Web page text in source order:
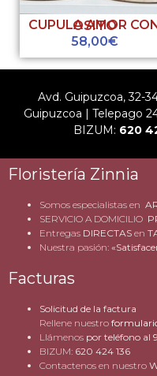
CUPULA AMOR CON OSITO
58,00€
Avd. Guipuzcoa, 32-
Guipuzcoa | Telepago
BIZUM: 620
Floristería Zinnia
Somos especialistas en
SERVICIO A DOMICILIO
Entregas DIRECTAS en
Nuestra pasión:
Facturas
Solicitud de la factura
Rellene nuestro
Llámenos por teléfono al
BIZUM: 620 424 136
Contactenos en nuestro